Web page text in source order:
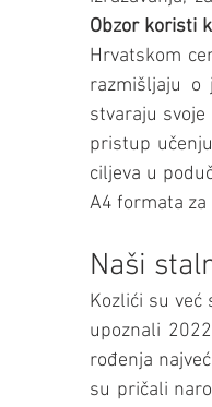
Obzor koristi
Hrvatskom
razmišljaju o
stvaraju
pristup
ciljeva u
A4 formata za
Naši
Kozlići su već
upoznali
rođenja
su pričali